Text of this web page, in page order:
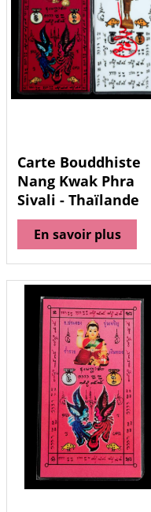
Carte Bouddhiste
Nang Kwak Phra
Sivali - Thaïlande
En savoir plus